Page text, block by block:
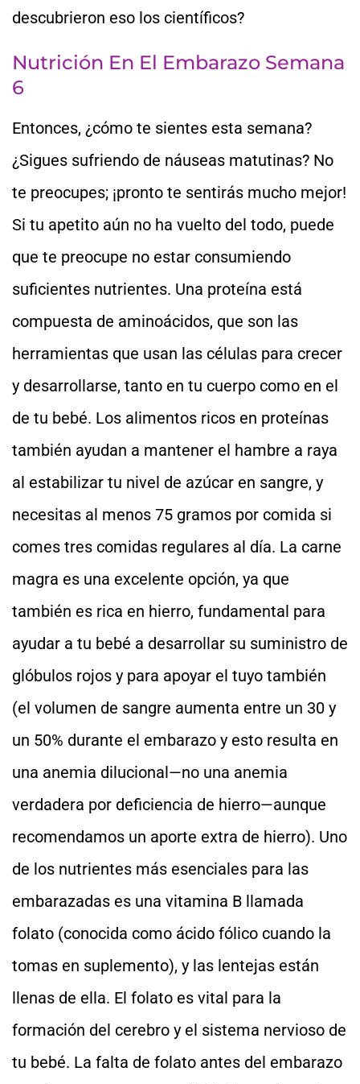
descubrieron eso los científicos?
Nutrición En El Embarazo Semana
6
Entonces, ¿cómo te sientes esta semana?
¿Sigues sufriendo de náuseas matutinas? No
te preocupes; ¡pronto te sentirás mucho mejor!
Si tu apetito aún no ha vuelto del todo, puede
que te preocupe no estar consumiendo
suficientes nutrientes. Una proteína está
compuesta de aminoácidos, que son las
herramientas que usan las células para crecer
y desarrollarse, tanto en tu cuerpo como en el
de tu bebé. Los alimentos ricos en proteínas
también ayudan a mantener el hambre a raya
al estabilizar tu nivel de azúcar en sangre, y
necesitas al menos 75 gramos por comida si
comes tres comidas regulares al día. La carne
magra es una excelente opción, ya que
también es rica en hierro, fundamental para
ayudar a tu bebé a desarrollar su suministro de
glóbulos rojos y para apoyar el tuyo también
(el volumen de sangre aumenta entre un 30 y
un 50% durante el embarazo y esto resulta en
una anemia dilucional—no una anemia
verdadera por deficiencia de hierro—aunque
recomendamos un aporte extra de hierro). Uno
de los nutrientes más esenciales para las
embarazadas es una vitamina B llamada
folato (conocida como ácido fólico cuando la
tomas en suplemento), y las lentejas están
llenas de ella. El folato es vital para la
formación del cerebro y el sistema nervioso de
tu bebé. La falta de folato antes del embarazo